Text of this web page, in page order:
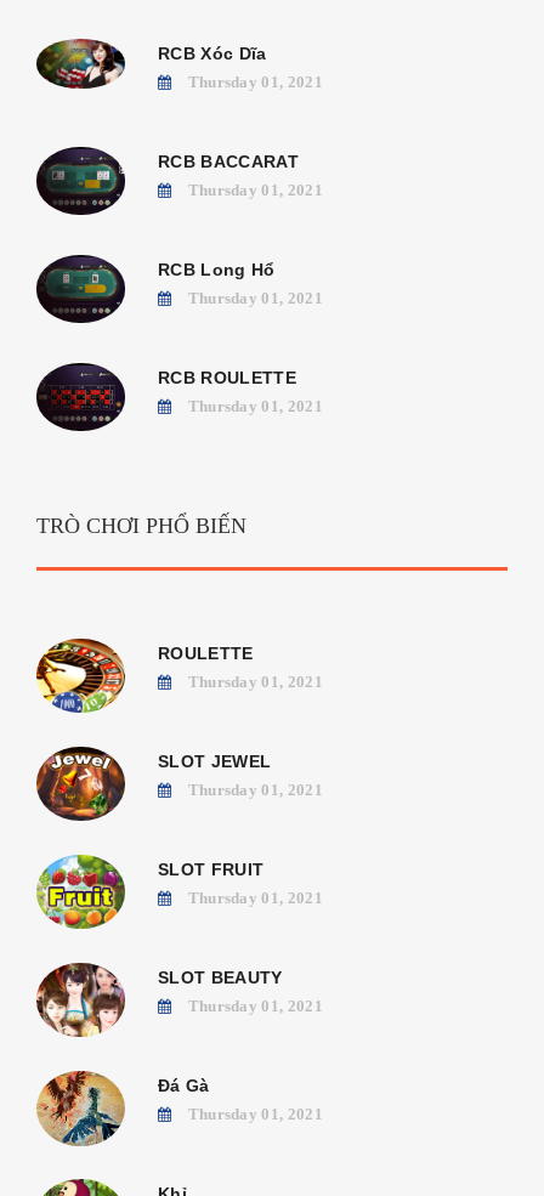
RCB Xóc Dĩa
Thursday 01, 2021
RCB BACCARAT
Thursday 01, 2021
RCB Long Hổ
Thursday 01, 2021
RCB ROULETTE
Thursday 01, 2021
TRÒ CHƠI PHỔ BIẾN
ROULETTE
Thursday 01, 2021
SLOT JEWEL
Thursday 01, 2021
SLOT FRUIT
Thursday 01, 2021
SLOT BEAUTY
Thursday 01, 2021
Đá Gà
Thursday 01, 2021